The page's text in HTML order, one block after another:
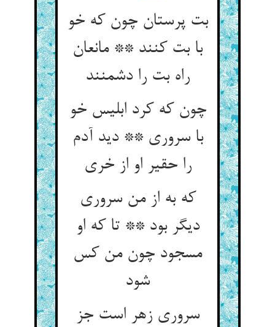
بت پرستان چون که خو
با بت کنند ** مانعان
راه بت را دشمنند
چون که کرد ابلیس خو
با سروری ** دید آدم
را حقیر او از خری‏
که به از من سروری
دیگر بود ** تا که او
مسجود چون من کس
شود
سروری زهر است جز